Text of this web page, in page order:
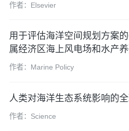
作者：Elsevier
用于评估海洋空间规划方案
属经济区海上风电场和水产
作者：Marine Policy
人类对海洋生态系统影响的
作者：Science